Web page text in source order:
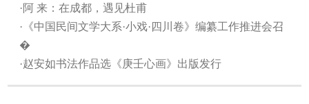
·阿 来：在成都，遇见杜甫
·《中国民间文学大系·小戏·四川卷》编纂工作推进会召
�
·赵安如书法作品选《庚壬心画》出版发行